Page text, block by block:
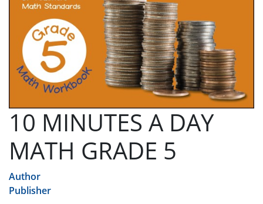
10 MINUTES A DAY
MATH GRADE 5
Author
Publisher